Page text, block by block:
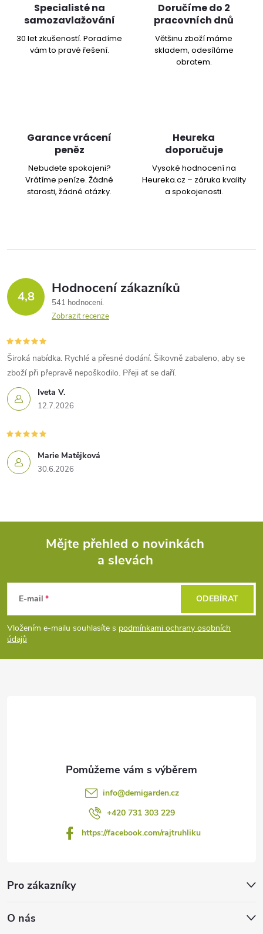
p
s
u
Specialisté na
samozavlažování
30 let zkušeností. Poradíme
vám to pravé řešení.
Doručíme do 2
pracovních dnů
Většinu zboží máme
skladem, odesíláme
obratem.
Garance vrácení
peněz
Nebudete spokojeni?
Vrátíme peníze. Žádné
starosti, žádné otázky.
Heureka
doporučuje
Vysoké hodnocení na
Heureka.cz – záruka kvality
a spokojenosti.
4,8 Hodnocení zákazníků
541 hodnocení
Zobrazit recenze
Iveta V.
12.7.2026
Široká nabídka. Rychlé a přesné dodání. Šikovně zabaleno, aby se
zboží při přepravě nepoškodilo. Přeji ať se daří.
Marie Matějková
30.6.2026
p
a
Mějte přehled o novinkách
a slevách
E-mail
Vložením e-mailu souhlasíte s podmínkami ochrany osobních
údajů
ODEBÍRAT
info@demigarden.cz
+420 731 303 229
https://facebook.com/rajtruhliku
Pro zákazníky
O nás